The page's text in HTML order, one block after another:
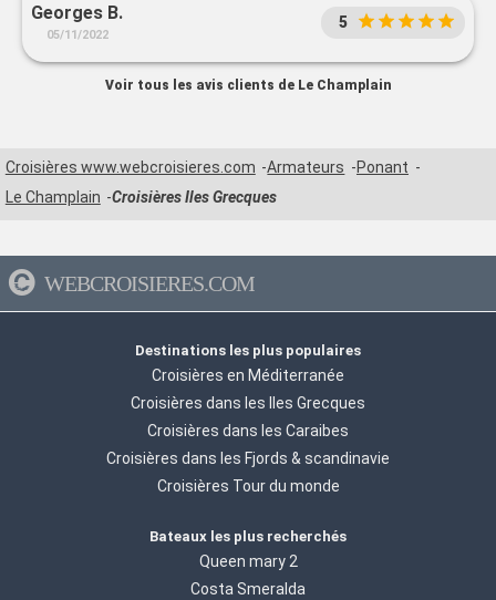
passagers souriant et très professionnel
Georges B.
05/11/2022
5
Voir tous les avis clients de Le Champlain
Croisières www.webcroisieres.com Armateurs
Ponant
Le Champlain
Croisières Iles Grecques
WEBCROISIERES.COM
Destinations les plus populaires
Croisières en Méditerranée
Croisières dans les Iles Grecques
Croisières dans les Caraibes
Croisières dans les Fjords & scandinavie
Croisières Tour du monde
Bateaux les plus recherchés
Queen mary 2
Costa Smeralda